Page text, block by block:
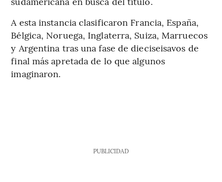
A esta instancia clasificaron Francia, España,
Bélgica, Noruega, Inglaterra, Suiza, Marruecos
y Argentina tras una fase de dieciseisavos de
final más apretada de lo que algunos
imaginaron.
PUBLICIDAD